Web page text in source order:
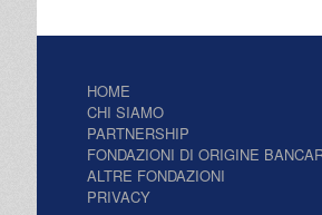
HOME
CHI SIAMO
PARTNERSHIP
FONDAZIONI DI ORIGINE
ALTRE FONDAZIONI
PRIVACY